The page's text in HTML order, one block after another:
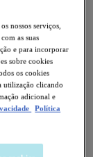
encontrarás
protetor
nossos serviços,
as suas
e para incorporar
sobre cookies
os cookies
utilização clicando
adicional e
Política